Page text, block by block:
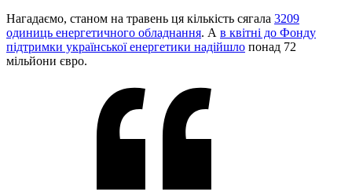
Нагадаємо, станом на травень ця кількість сягала 3209
одиниць енергетичного обладнання. А в квітні до Фонду
підтримки української енергетики надійшло понад 72
мільйони євро.